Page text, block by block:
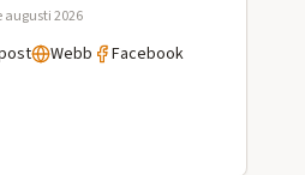
augusti 2026
Webb
Facebook